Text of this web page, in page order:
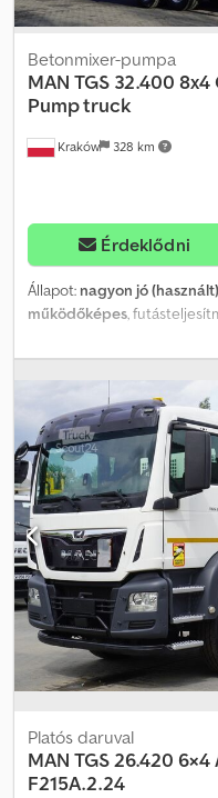
Kraków 328 km
Betonmixer-pumpa
MAN TGS 32.400
Pump truck
Érdeklődni
Állapot: nagyon jó (használt)
működőképes,
,
szín:fehér, vezetőfülke:
felfüggesztés:
Felszereltség:Tachográf,
TGS 32.400 8×4
18 méter Codpfjzrw S Ssx
6 hengeres 400 LE Rugós
Putzmeister Pumi 21-3,67 0
távirányítóval és
18 méter 426 MTH !!!
Tachográf Rádió
Platós daruval
MAN TGS 26.420 6×4
F215A.2.24